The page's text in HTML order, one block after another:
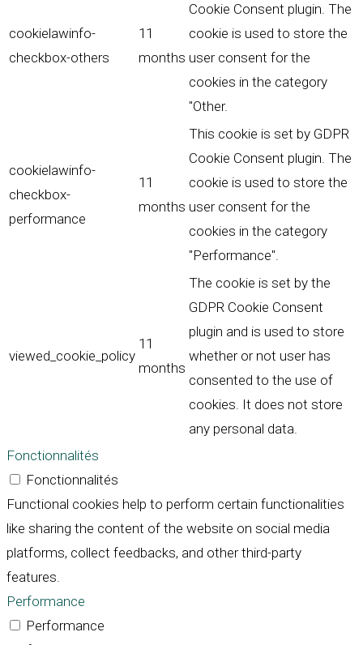
cookielawinfo-
checkbox-others
11
months
Cookie Consent plugin. The
cookie is used to store the
user consent for the
cookies in the category
"Other.
cookielawinfo-
checkbox-
performance
11
months
This cookie is set by GDPR
Cookie Consent plugin. The
cookie is used to store the
user consent for the
cookies in the category
"Performance".
viewed_cookie_policy
11
months
The cookie is set by the
GDPR Cookie Consent
plugin and is used to store
whether or not user has
consented to the use of
cookies. It does not store
any personal data.
Fonctionnalités
Fonctionnalités
Functional cookies help to perform certain functionalities
like sharing the content of the website on social media
platforms, collect feedbacks, and other third-party
features.
Performance
Performance